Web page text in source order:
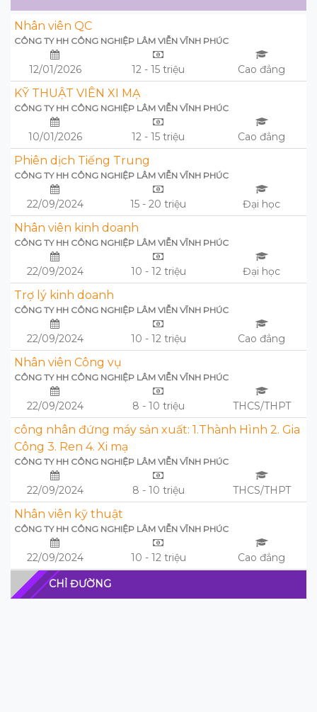
Nhân viên QC
CÔNG TY HH CÔNG NGHIỆP LÂM VIỄN VĨNH PHÚC
12/01/2026 12 - 15 triệu Cao đẳng
KỸ THUẬT VIÊN XI MẠ
CÔNG TY HH CÔNG NGHIỆP LÂM VIỄN VĨNH PHÚC
10/01/2026 12 - 15 triệu Cao đẳng
Phiên dịch Tiếng Trung
CÔNG TY HH CÔNG NGHIỆP LÂM VIỄN VĨNH PHÚC
22/09/2024 15 - 20 triệu Đại học
Nhân viên kinh doanh
CÔNG TY HH CÔNG NGHIỆP LÂM VIỄN VĨNH PHÚC
22/09/2024 10 - 12 triệu Đại học
Trợ lý kinh doanh
CÔNG TY HH CÔNG NGHIỆP LÂM VIỄN VĨNH PHÚC
22/09/2024 10 - 12 triệu Cao đẳng
Nhân viên Công vụ
CÔNG TY HH CÔNG NGHIỆP LÂM VIỄN VĨNH PHÚC
22/09/2024 8 - 10 triệu THCS/THPT
công nhân đứng máy sản xuất: 1.Thành Hình 2. Gia
Công 3. Ren 4. Xi mạ
CÔNG TY HH CÔNG NGHIỆP LÂM VIỄN VĨNH PHÚC
22/09/2024 8 - 10 triệu THCS/THPT
Nhân viên kỹ thuật
CÔNG TY HH CÔNG NGHIỆP LÂM VIỄN VĨNH PHÚC
22/09/2024 10 - 12 triệu Cao đẳng
CHỈ ĐƯỜNG